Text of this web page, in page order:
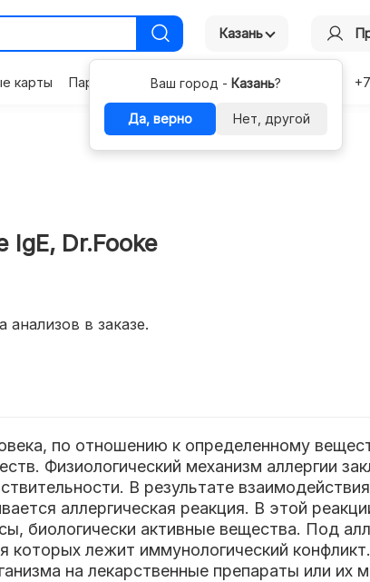
Казань
Ваш город - Казань?
Да, верно Нет, другой
карты Партнерам Контакты
IgE, Dr.Fooke
анализов в заказе.
по отношению к определенному
Физиологический механизм аллергии
В результате
аллергическая реакция. В этой
биологически активные вещества. Под
которых лежит иммунологический конфликт.
на лекарственные препараты или их